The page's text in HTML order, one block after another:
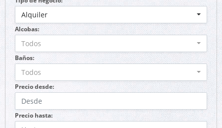
Alquiler
Alcobas:
Todos
Baños:
Todos
Precio desde:
Precio hasta: